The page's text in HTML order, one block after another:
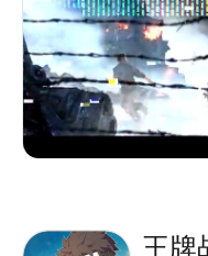
个人打枪！ 快加入《
悦战斗！
若了解更多资讯，请
吧”；2、QQ兴趣部
突击微信公众号
王牌